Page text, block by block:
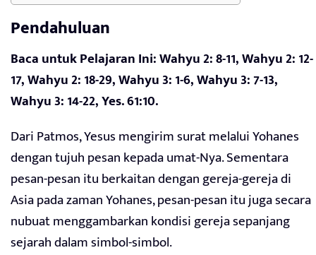
Pendahuluan
Baca untuk Pelajaran Ini: Wahyu 2: 8-11, Wahyu 2: 12-
17, Wahyu 2: 18-29, Wahyu 3: 1-6, Wahyu 3: 7-13,
Wahyu 3: 14-22, Yes. 61:10.
Dari Patmos, Yesus mengirim surat melalui Yohanes
dengan tujuh pesan kepada umat-Nya. Sementara
pesan-pesan itu berkaitan dengan gereja-gereja di
Asia pada zaman Yohanes, pesan-pesan itu juga secara
nubuat menggambarkan kondisi gereja sepanjang
sejarah dalam simbol-simbol.